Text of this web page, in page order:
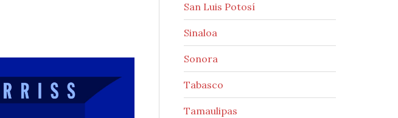
San Luis Potosí
Sinaloa
Sonora
Tabasco
Tamaulipas